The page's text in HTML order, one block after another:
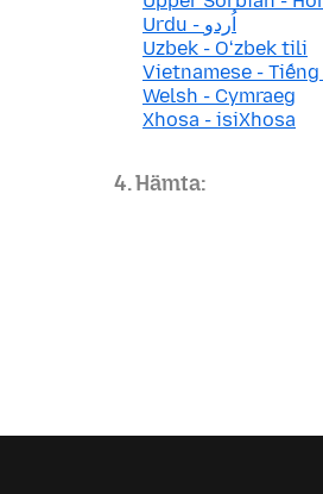
Urdu - اُردو
Uzbek - Oʻzbek tili
Vietnamese -
Welsh - Cymraeg
Xhosa - isiXhosa
4. Hämta: